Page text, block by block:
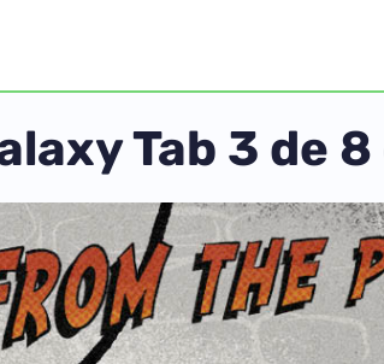
Tab 3 de